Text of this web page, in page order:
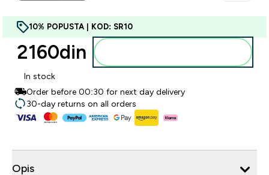
10% POPUSTA | KOD: SR10
2160din‎
In stock
Order before 00:30 for next day delivery
30-day returns on all orders
Opis